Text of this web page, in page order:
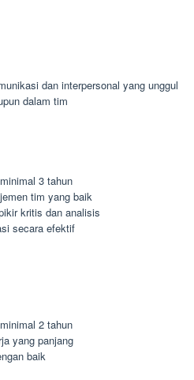
dan interpersonal yang unggul
dalam tim
3 tahun
tim yang baik
kritis dan analisis
secara efektif
2 tahun
yang panjang
baik